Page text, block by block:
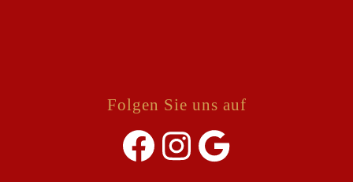
Folgen Sie uns auf
Facebook Instagram Google